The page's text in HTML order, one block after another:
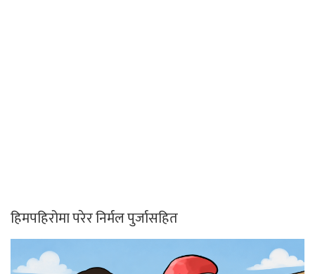
हिमपहिरोमा परेर निर्मल पुर्जासहित